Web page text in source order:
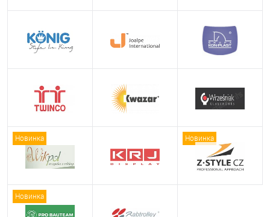
Новинка Новинка
Новинка